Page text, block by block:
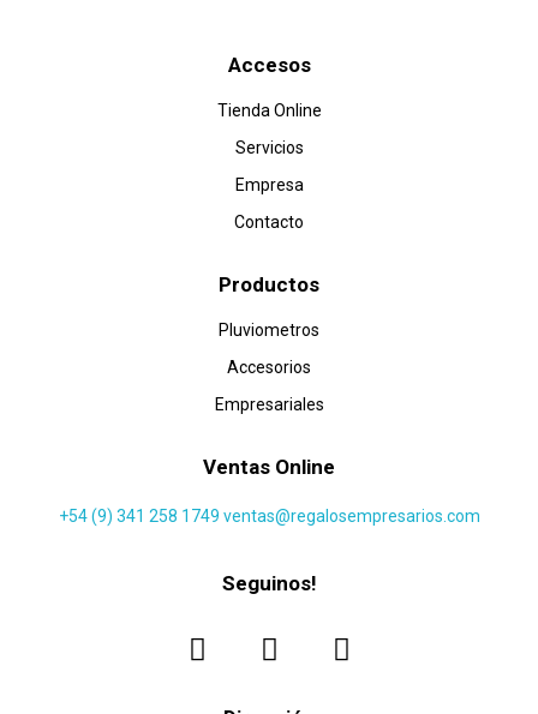
Accesos
Tienda Online
Servicios
Empresa
Contacto
Productos
Pluviometros
Accesorios
Empresariales
Ventas Online
+54 (9) 341 258 1749 ventas@regalosempresarios.com
Seguinos!